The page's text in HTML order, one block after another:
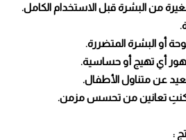
من البشرة قبل الاستخدام الكامل.
أو البشرة المتضررة.
أي تهيج أو حساسية.
عن متناول الأطفال.
كنتِ تعانين من تحسس مزمن.
: